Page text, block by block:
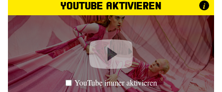
YouTube aktivieren i
YouTube immer aktivieren